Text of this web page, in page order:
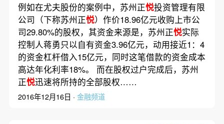
例如在尤夫股份的案例中，苏州正悦投资管理有限
公司（下称苏州正悦）作价18.96亿元收购上市公
司29.80%的股权，其资金来源是，苏州正悦实际
控制人蒋勇只以自有资金3.96亿元，动用接近1：4
的资金杠杆借入15亿元，同时这笔借款的资金成本
高达年化利率18%。 而在股权过户完成后，苏州
正悦迅速将所持的全部股权……
2016年12月16日 · 金融频道